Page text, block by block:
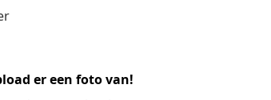
er een foto van!